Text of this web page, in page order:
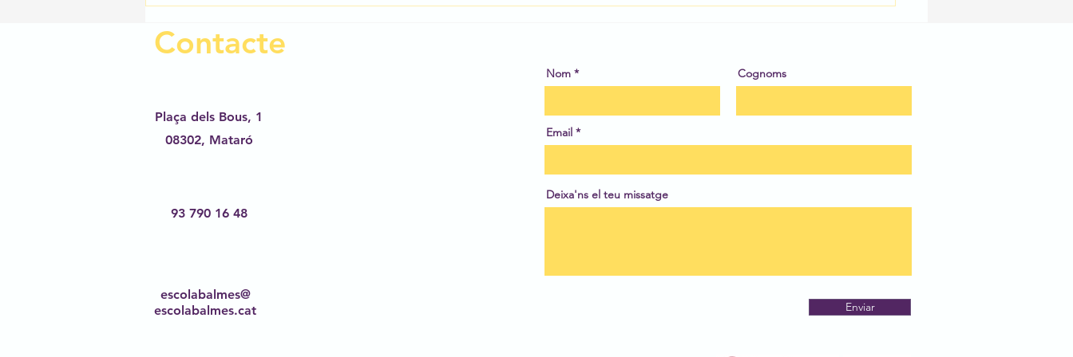
Contacte
Plaça dels Bous, 1
08302, Mataró
93 790 16 48
escolabalmes@
escolabalmes.cat
Nom Cognoms
Email
Deixa'ns el teu missatge
Enviar